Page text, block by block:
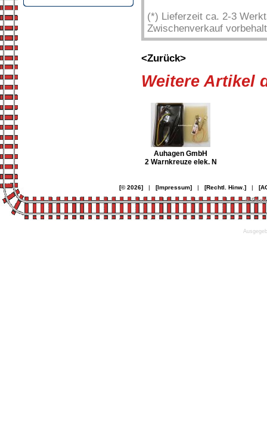
(*) Lieferzeit ca. 2-3
Zwischenverkauf
<Zurück>
Weitere Artikel
Auhagen GmbH
2 Warnkreuze elek. N
[© 2026]| [Impressum]| [Rechtl. Hinw.]|
©